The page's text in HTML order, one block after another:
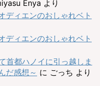
Enya より
ディエンのおしゃれベト
ディエンのおしゃれベト
首都ハノイに引っ越しま
だ感想～ に ごっち より